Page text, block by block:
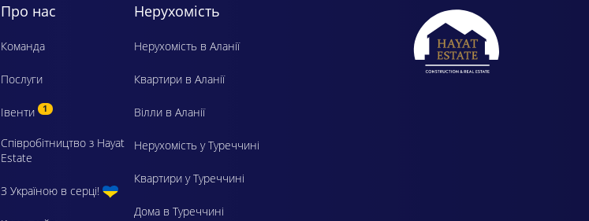
Про нас
Команда
Послуги
Івенти 1
Співробітництво з Hayat
Estate
З Україною в серці!
Нерухомість
Нерухомість в Аланії
Квартири в Аланії
Вілли в Аланії
Нерухомість у Туреччині
Квартири у Туреччині
Дома в Туреччині